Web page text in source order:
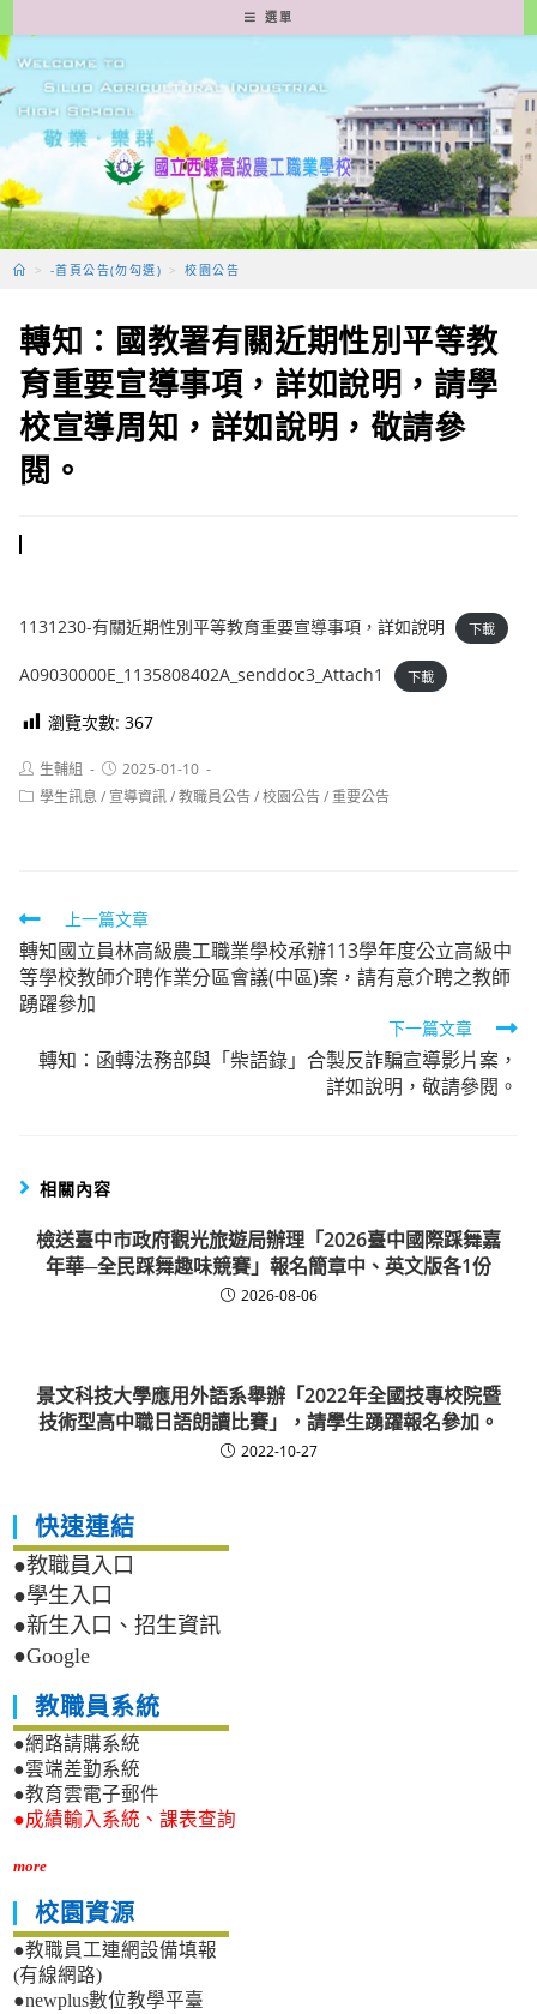
轉
至
要
容
選單
> -首頁公告(勿勾選) > 校園公告
轉知：國教署有關近期性別平等教
育重要宣導事項，詳如說明，請學
校宣導周知，詳如說明，敬請參
閱。
1131230-有關近期性別平等教育重要宣導事項，詳如說明 下載
A09030000E_1135808402A_senddoc3_Attach1 下載
瀏覽次數: 367
Post
author:
生輔組
Post
published:
2025-01-10
Post學生訊息 / 宣導資訊/教職員公告/校園公告/重要公告
Read
more
articles
上一篇文章
轉知國立員林高級農工職業學校承辦113學年度公立高級中
等學校教師介聘作業分區會議(中區)案，請有意介聘之教師
踴躍參加
下一篇文章
轉知：函轉法務部與「柴語錄」合製反詐騙宣導影片案，
詳如說明，敬請參閱。
相關內容
檢送臺中市政府觀光旅遊局辦理「2026臺中國際踩舞嘉
年華─全民踩舞趣味競賽」報名簡章中、英文版各1份
2026-08-06
景文科技大學應用外語系舉辦「2022年全國技專校院暨
技術型高中職日語朗讀比賽」，請學生踴躍報名參加。
2022-10-27
快速連結
●教職員入口
●學生入口
●新生入口、招生資訊
●Google
教職員系統
●網路請購系統
●雲端差勤系統
●教育雲電子郵件
●成績輸入系統、課表查詢
more
校園資源
●教職員工連網設備填報
(有線網路)
●newplus數位教學平臺